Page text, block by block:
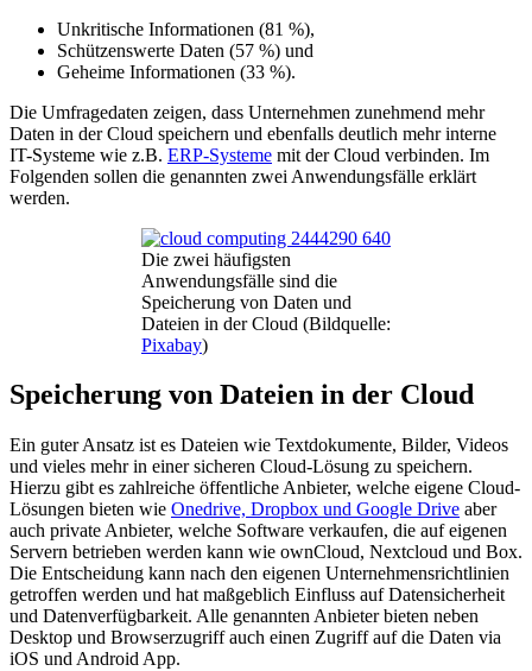
Unkritische Informationen (81 %),
Schützenswerte Daten (57 %) und
Geheime Informationen (33 %).
Die Umfragedaten zeigen, dass Unternehmen zunehmend mehr
Daten in der Cloud speichern und ebenfalls deutlich mehr interne
IT-Systeme wie z.B. ERP-Systeme mit der Cloud verbinden. Im
Folgenden sollen die genannten zwei Anwendungsfälle erklärt
werden.
Die zwei häufigsten
Anwendungsfälle sind die
Speicherung von Daten und
Dateien in der Cloud (Bildquelle:
Pixabay)
Speicherung von Dateien in der Cloud
Ein guter Ansatz ist es Dateien wie Textdokumente, Bilder, Videos
und vieles mehr in einer sicheren Cloud-Lösung zu speichern.
Hierzu gibt es zahlreiche öffentliche Anbieter, welche eigene Cloud-
Lösungen bieten wie Onedrive, Dropbox und Google Drive aber
auch private Anbieter, welche Software verkaufen, die auf eigenen
Servern betrieben werden kann wie ownCloud, Nextcloud und Box.
Die Entscheidung kann nach den eigenen Unternehmensrichtlinien
getroffen werden und hat maßgeblich Einfluss auf Datensicherheit
und Datenverfügbarkeit. Alle genannten Anbieter bieten neben
Desktop und Browserzugriff auch einen Zugriff auf die Daten via
iOS und Android App.